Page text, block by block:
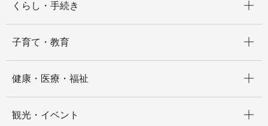
くらし・手続き
子育て・教育
健康・医療・福祉
観光・イベント